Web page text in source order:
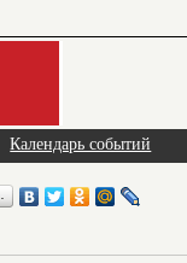
Календарь событий